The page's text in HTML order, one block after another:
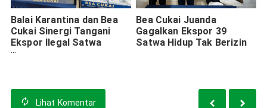
Balai Karantina dan Bea
Cukai Sinergi Tangani
Ekspor Ilegal Satwa
Dilindungi
Bea Cukai Juanda
Gagalkan Ekspor 39
Satwa Hidup Tak Berizin
Lihat Komentar